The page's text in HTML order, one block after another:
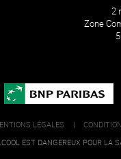
2
Zone
LÉGALES |
EST DANGEREUX POUR LA